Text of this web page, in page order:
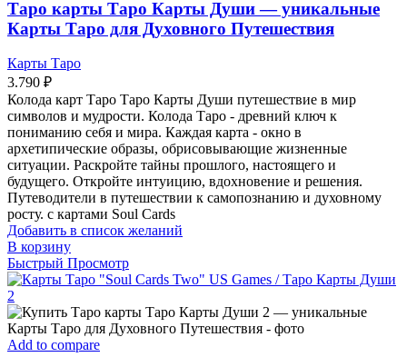
Таро карты Таро Карты Души — уникальные
Карты Таро для Духовного Путешествия
Карты Таро
3.790 ₽
Колода карт Таро Таро Карты Души путешествие в мир
символов и мудрости. Колода Таро - древний ключ к
пониманию себя и мира. Каждая карта - окно в
архетипические образы, обрисовывающие жизненные
ситуации. Раскройте тайны прошлого, настоящего и
будущего. Откройте интуицию, вдохновение и решения.
Путеводители в путешествии к самопознанию и духовному
росту. с картами Soul Cards
Добавить в список желаний
В корзину
Быстрый Просмотр
Add to compare